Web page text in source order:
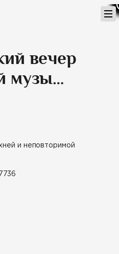
вечер
музы…
и неповторимой